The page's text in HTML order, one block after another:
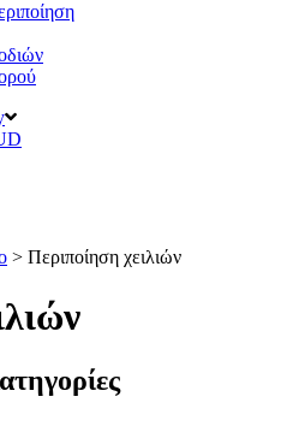
> Περιποίηση χειλιών